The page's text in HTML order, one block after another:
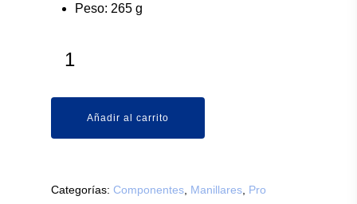
Peso: 265 g
Añadir al carrito
Categorías: Componentes Manillares Pro